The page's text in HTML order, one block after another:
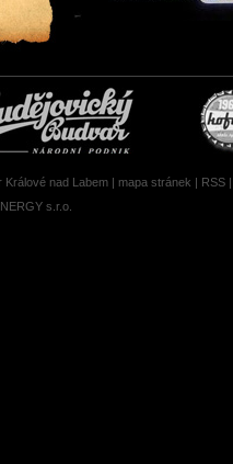
nad Labem | mapa stránek | RSS
s.r.o.